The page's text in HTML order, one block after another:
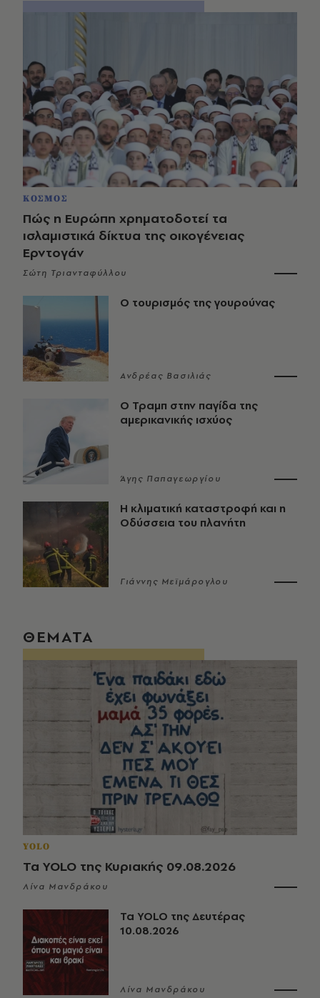
ΚΟΣΜΟΣ
Πώς η Ευρώπη χρηματοδοτεί τα
ισλαμιστικά δίκτυα της οικογένειας
Ερντογάν
Σώτη Τριανταφύλλου
Ο τουρισμός της γουρούνας
Ανδρέας Βασιλιάς
Ο Τραμπ στην παγίδα της
αμερικανικής ισχύος
Άγης Παπαγεωργίου
Η κλιματική καταστροφή και η
Οδύσσεια του πλανήτη
Γιάννης Μεϊμάρογλου
ΘΕΜΑΤΑ
YOLO
Τα YOLO της Κυριακής 09.08.2026
Λίνα Μανδράκου
Τα YOLO της Δευτέρας
10.08.2026
Λίνα Μανδράκου